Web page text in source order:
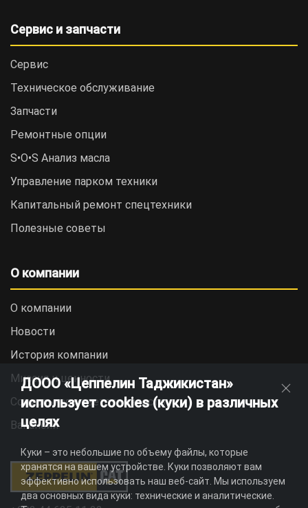
Сервис и запчасти
Сервис
Техническое обслуживание
Запчасти
Ремонтные опции
S•O•S Анализ масла
Управление парком техники
Капитальный ремонт спецтехники
Полезные советы
О компании
О компании
Новости
История компании
Миссия и ценности
Социальная ответственность
Вакансии
ДООО «Цеппелин Таджикистан»
использует cookies (куки) в различных
целях
Куки – это небольшие по объему файлы, которые
хранятся на вашем устройстве. Куки позволяют вам
эффективно использовать наш веб-сайт. Мы используем
два основных вида куки: технические и аналитические.